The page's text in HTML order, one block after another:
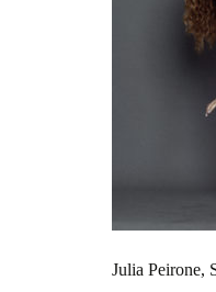
Julia Peirone,